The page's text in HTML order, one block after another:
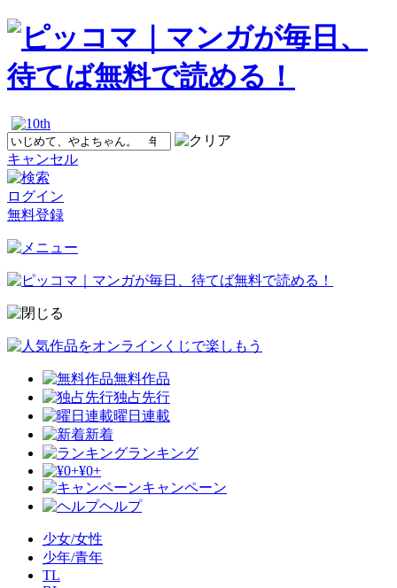
キャンセル
ログイン
無料登録
無料作品
独占先行
曜日連載
新着
ランキング
¥0+
キャンペーン
ヘルプ
少女/女性
少年/青年
TL